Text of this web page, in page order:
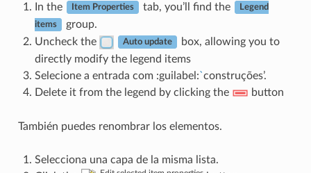
In the Item Properties tab, you’ll find the Legend
items
group.
Uncheck the
Auto update
box, allowing you to
directly modify the legend items
Selecione a entrada com :guilabel:`construções’.
Delete it from the legend by clicking the
button
También puedes renombrar los elementos.
Selecciona una capa de la misma lista.